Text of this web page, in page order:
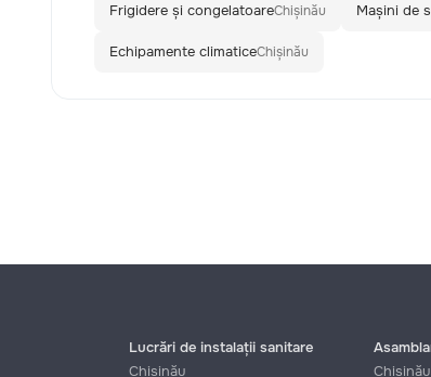
Frigidere și congelatoareChișinău Mașini de
Echipamente climaticeChișinău
Lucrări de instalații sanitare
Chișinău
Chișinău